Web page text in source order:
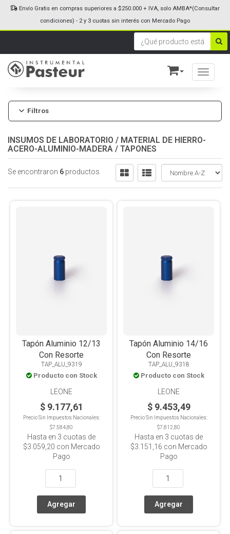
Toggle
Envío Gratis en compras superiores a $250.000 + IVA, solo AMBA*(Consultar
condiciones) - 2 y 3 cuotas sin interés con Mercado Pago
Filtros
INSUMOS DE LABORATORIO / MATERIAL DE HIERRO-
ACERO-ALUMINIO-MADERA / TAPONES
Se encontraron 6 productos
Tapón Aluminio 12/13
Con Resorte
TAP_ALU_9319
Producto con Stock
LEONE
$ 9.177,61
Precio Sin Impuestos Nacionales:
$7.584,80
Hasta en 3 cuotas de
$3.059,20 con Mercado
Pago
Tapón Aluminio 14/16
Con Resorte
TAP_ALU_9318
Producto con Stock
LEONE
$ 9.453,49
Precio Sin Impuestos Nacionales:
$7.812,80
Hasta en 3 cuotas de
$3.151,16 con Mercado
Pago